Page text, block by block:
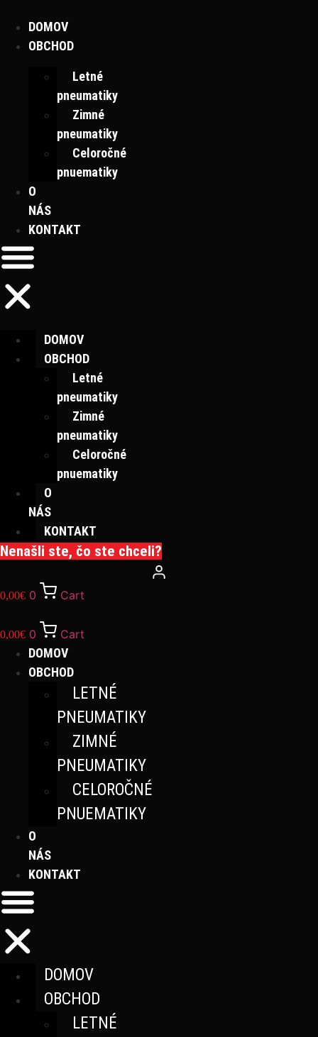
obsah
DOMOV
OBCHOD
Letné
pneumatiky
Zimné
pneumatiky
Celoročné
pnuematiky
O
NÁS
KONTAKT
DOMOV
OBCHOD
Letné
pneumatiky
Zimné
pneumatiky
Celoročné
pnuematiky
O
NÁS
KONTAKT
Nenašli ste, čo ste chceli?
0,00€ 0 Cart
0,00€ 0 Cart
DOMOV
OBCHOD
LETNÉ
PNEUMATIKY
ZIMNÉ
PNEUMATIKY
CELOROČNÉ
PNUEMATIKY
O
NÁS
KONTAKT
DOMOV
OBCHOD
LETNÉ